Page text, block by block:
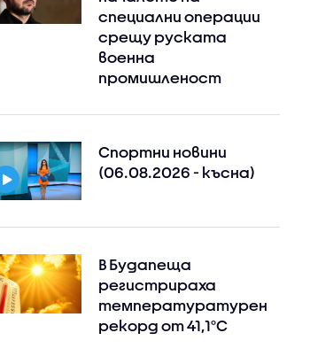
специални операции
срещу руската
военна
промишленост
Спортни новини
(06.08.2026 - късна)
В Будапеща
регистрираха
температуратурен
рекорд от 41,1°C